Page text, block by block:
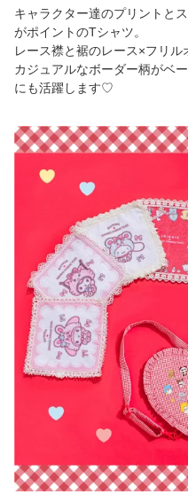
キャラクター達のプリントと
がポイントのTシャツ。
レース襟と裾のレース×フリル
カジュアルなボーダー柄がベ
にも活躍します♡